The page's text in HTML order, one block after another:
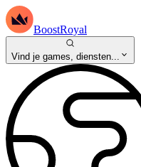
BoostRoyal
Vind je games, diensten...